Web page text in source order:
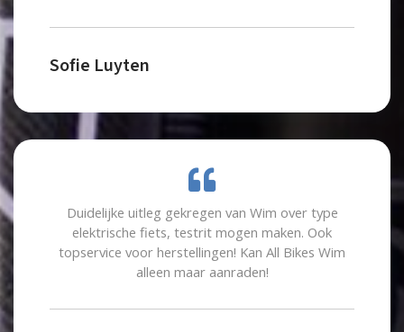
Sofie Luyten
Duidelijke uitleg gekregen van Wim over type
elektrische fiets, testrit mogen maken. Ook
topservice voor herstellingen! Kan All Bikes Wim
alleen maar aanraden!